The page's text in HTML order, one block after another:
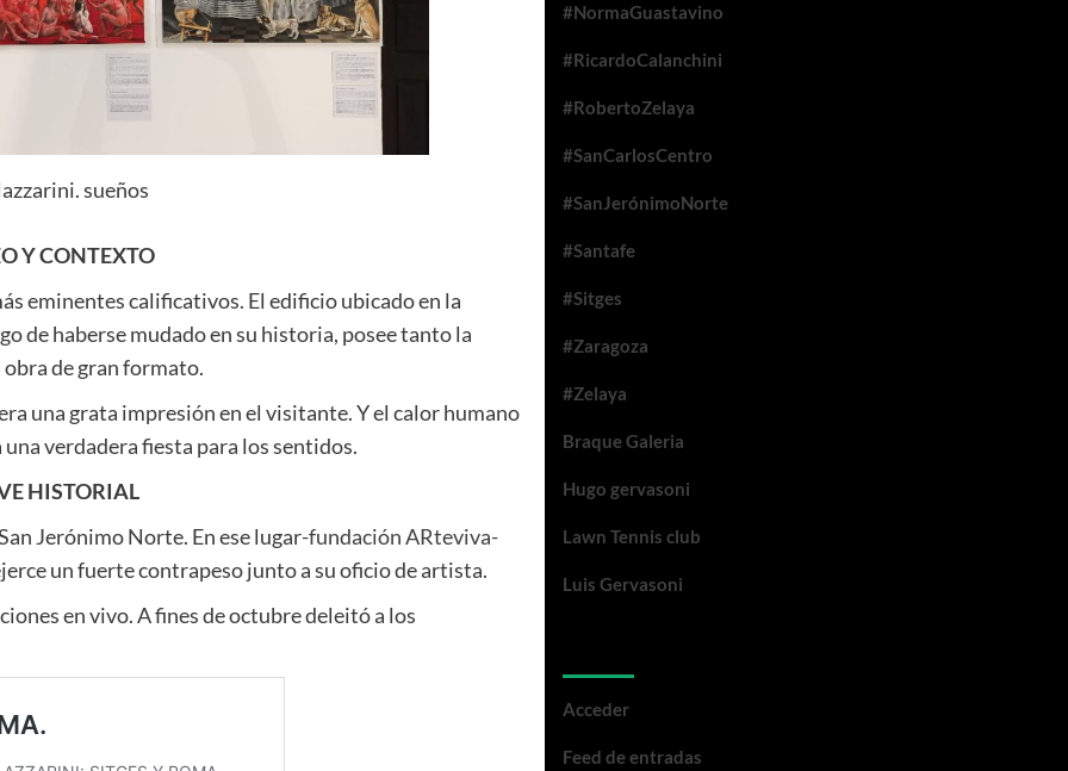
sueños
Y CONTEXTO
eminentes calificativos. El edificio ubicado en la
de haberse mudado en su historia, posee tanto la
de gran formato.
una grata impresión en el visitante. Y el calor humano
verdadera fiesta para los sentidos.
HISTORIAL
Jerónimo Norte. En ese lugar-fundación ARteviva-
un fuerte contrapeso junto a su oficio de artista.
en vivo. A fines de octubre deleitó a los
#NormaGuastavino
#RicardoCalanchini
#RobertoZelaya
#SanCarlosCentro
#SanJerónimoNorte
#Santafe
#Sitges
#Zaragoza
#Zelaya
Braque Galeria
Hugo gervasoni
Lawn Tennis club
Luis Gervasoni
Acceder
Feed de entradas